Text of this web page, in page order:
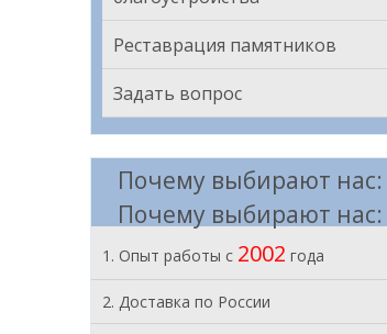
Реставрация памятников
Задать вопрос
Почему выбирают нас:
Почему выбирают нас:
1. Опыт работы с 2002 года
2. Доставка по России